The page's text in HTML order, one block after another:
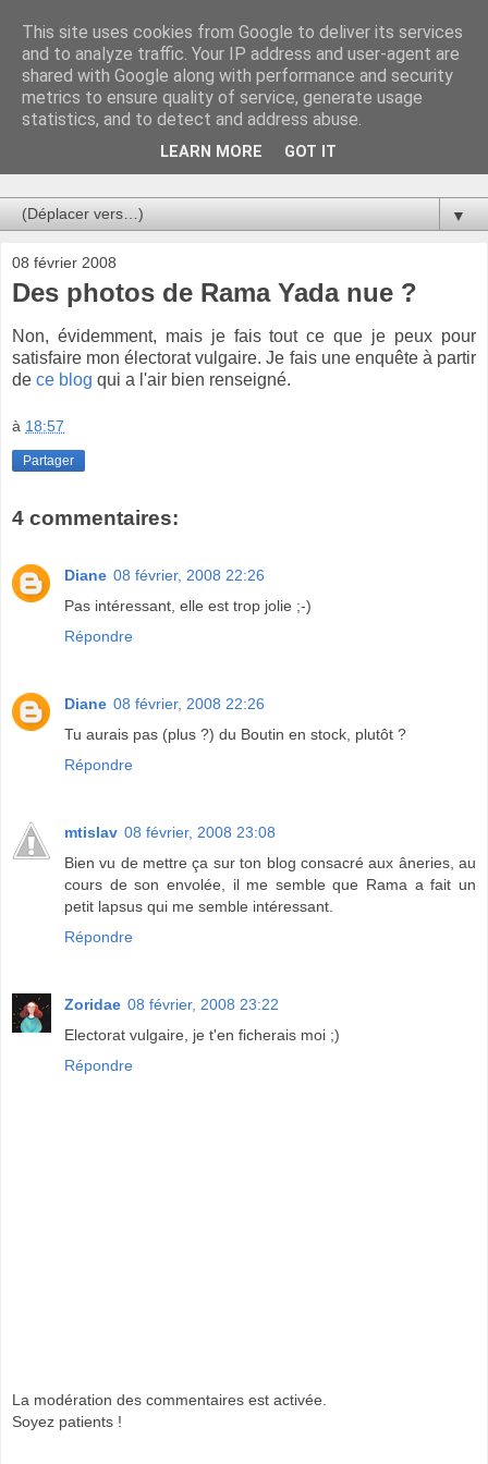
Au bistro !
La connerie étant le seul chemin susceptible de nous faire
entrevoir une parcelle de vérité, utilisons la par des moyens
de communication efficaces. Le temps qu'on remplisse nos
▼
08 février 2008
Des photos de Rama Yada nue ?
Non, évidemment, mais je fais tout ce que je peux pour
satisfaire mon électorat vulgaire. Je fais une enquête à partir
de ce blog qui a l'air bien renseigné.
à 18:57
Partager
4 commentaires:
Diane 08 février, 2008 22:26
Pas intéressant, elle est trop jolie ;-)
Répondre
Diane 08 février, 2008 22:26
Tu aurais pas (plus ?) du Boutin en stock, plutôt ?
Répondre
mtislav 08 février, 2008 23:08
Bien vu de mettre ça sur ton blog consacré aux âneries, au
cours de son envolée, il me semble que Rama a fait un
petit lapsus qui me semble intéressant.
Répondre
Zoridae 08 février, 2008 23:22
Electorat vulgaire, je t'en ficherais moi ;)
Répondre
La modération des commentaires est activée.
Soyez patients !
This site uses cookies from Google to deliver its services
and to analyze traffic. Your IP address and user-agent are
shared with Google along with performance and security
metrics to ensure quality of service, generate usage
statistics, and to detect and address abuse.
LEARN MORE GOT IT